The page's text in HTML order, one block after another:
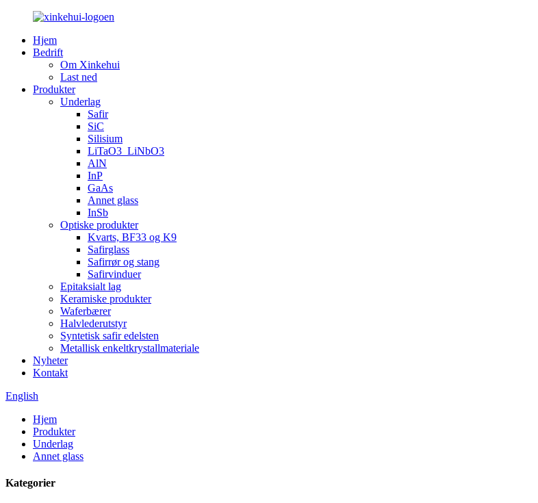
Hjem
Bedrift
Om Xinkehui
Last ned
Produkter
Underlag
Safir
SiC
Silisium
LiTaO3_LiNbO3
AlN
InP
GaAs
Annet glass
InSb
Optiske produkter
Kvarts, BF33 og K9
Safirglass
Safirrør og stang
Safirvinduer
Epitaksialt lag
Keramiske produkter
Waferbærer
Halvlederutstyr
Syntetisk safir edelsten
Metallisk enkeltkrystallmateriale
Nyheter
Kontakt
English
Hjem
Produkter
Underlag
Annet glass
Kategorier